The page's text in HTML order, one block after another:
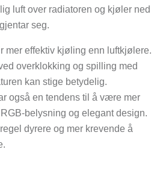
luft over radiatoren og kjøler ned
seg.
effektiv kjøling enn luftkjølere.
overklokking og spilling med
kan stige betydelig.
også en tendens til å være mer
belysning og elegant design.
dyrere og mer krevende å